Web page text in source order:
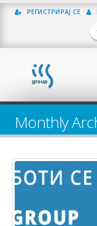
РЕГИСТРИРАЈ СЕ
Monthly